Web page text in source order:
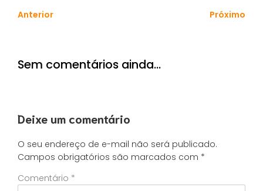
Anterior Próximo
Sem comentários ainda…
Deixe um comentário
O seu endereço de e-mail não será publicado.
Campos obrigatórios são marcados com *
Comentário *